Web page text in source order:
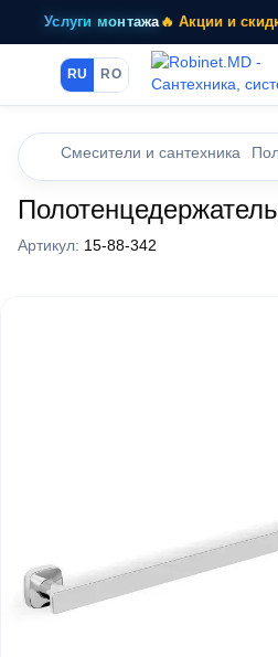
Услуги монтажа🔥 Акции и
RU RO
Смесители и сантехника
Артикул: 15-88-342